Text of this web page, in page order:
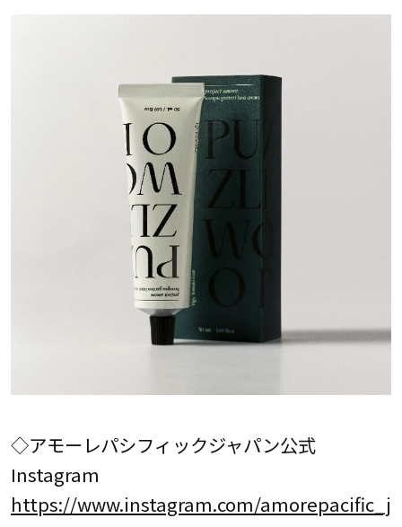
◇アモーレパシフィックジャパン公式
Instagram
https://www.instagram.com/amorepacific_j